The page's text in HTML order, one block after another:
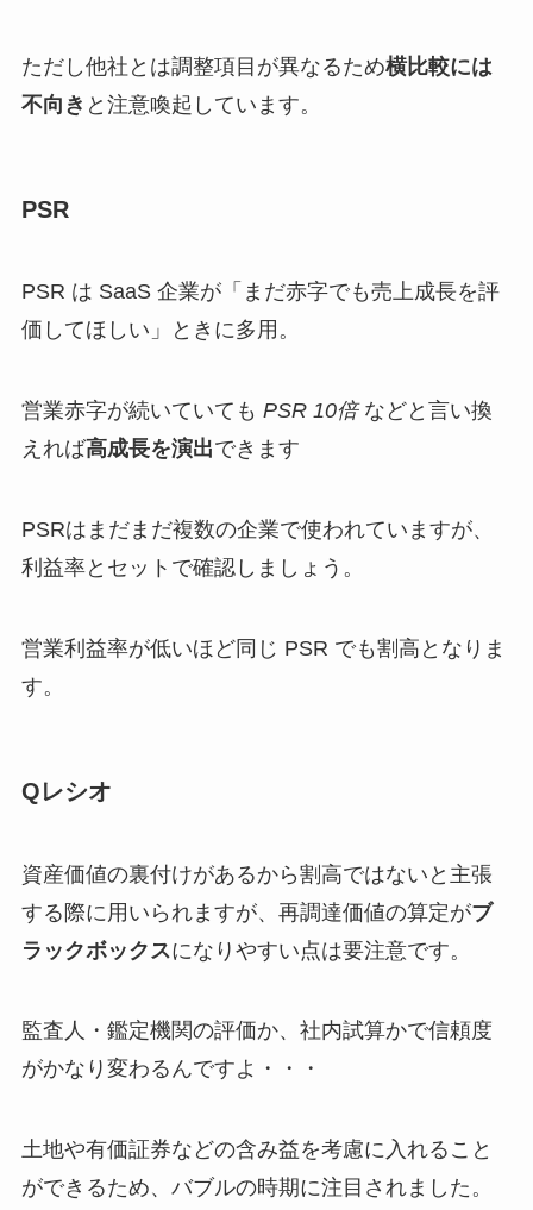
ただし他社とは調整項目が異なるため横比較には
不向き と注意喚起しています。
PSR
PSR は SaaS 企業が「まだ赤字でも売上成長を評
価してほしい」ときに多用。
営業赤字が続いていても PSR 10倍などと言い換
えれば高成長を演出できます
PSRはまだまだ複数の企業で使われていますが、
利益率とセットで確認しましょう。
営業利益率が低いほど同じ PSR でも割高となりま
す。
Qレシオ
資産価値の裏付けがあるから割高ではないと主張
する際に用いられますが、再調達価値の算定がブ
ラックボックスになりやすい点は要注意です。
監査人・鑑定機関の評価か、社内試算かで信頼度
がかなり変わるんですよ・・・
土地や有価証券などの含み益を考慮に入れること
ができるため、バブルの時期に注目されました。